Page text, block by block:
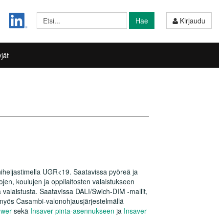
Hae Kirjaudu
UGR<19. Saatavissa pyöreä ja
koulujen ja oppilaitosten valaistukseen
Saatavissa DALI/Swich-DIM -mallit,
Casambi-valonohjausjärjestelmällä
sekä Insaver pinta-asennukseen ja Insaver